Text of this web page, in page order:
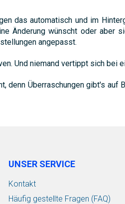
das automatisch und im
Änderung wünscht oder
angepasst.
Und niemand vertippt sich bei
Überraschungen gibt's
UNSER SERVICE
Kontakt
Häufig gestellte Fragen (FAQ)